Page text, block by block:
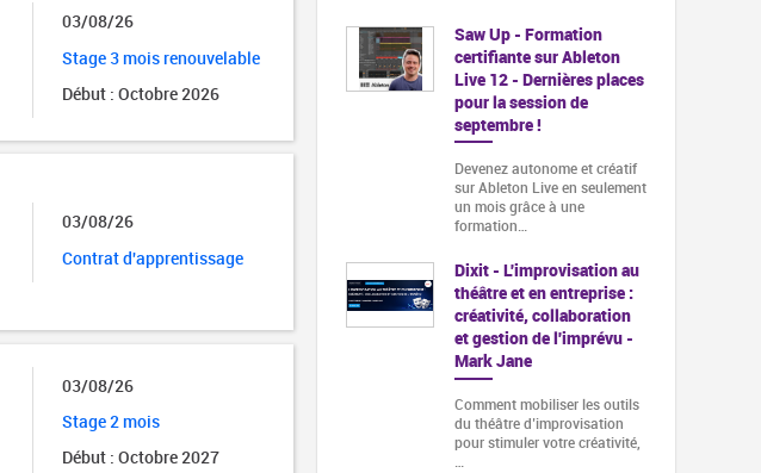
03/08/26
Stage 3 mois renouvelable
Début : Octobre 2026
03/08/26
Contrat d'apprentissage
03/08/26
Stage 2 mois
Début : Octobre 2027
Saw Up - Formation
certifiante sur Ableton
Live 12 - Dernières places
pour la session de
septembre !
Devenez autonome et créatif
sur Ableton Live en seulement
un mois grâce à une
formation…
Dixit - L'improvisation au
théâtre et en entreprise :
créativité, collaboration
et gestion de l'imprévu -
Mark Jane
Comment mobiliser les outils
du théâtre d’improvisation
pour stimuler votre créativité,
…